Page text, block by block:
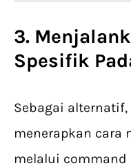
3.
Spesifik
Sebagai
menerapkan cara
melalui